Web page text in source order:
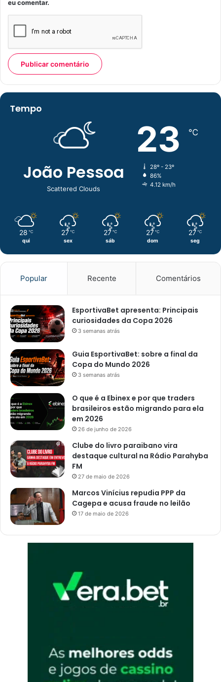
eu comentar.
Tempo
João Pessoa
Scattered Clouds
23 ℃
28º - 23º
86%
4.12 km/h
28 ℃
qui
27 ℃
sex
27 ℃
sáb
27 ℃
dom
27 ℃
seg
Popular Recente Comentários
EsportivaBet apresenta: Principais
curiosidades da Copa 2026
3 semanas atrás
Guia EsportivaBet: sobre a final da
Copa do Mundo 2026
3 semanas atrás
O que é a Ebinex e por que traders
brasileiros estão migrando para ela
em 2026
26 de junho de 2026
Clube do livro paraibano vira
destaque cultural na Rádio Parahyba
FM
27 de maio de 2026
Marcos Vinícius repudia PPP da
Cagepa e acusa fraude no leilão
17 de maio de 2026